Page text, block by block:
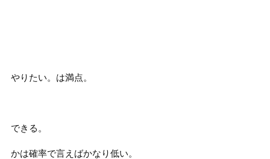
やりたい。は満点。
できる。
かは確率で言えばかなり低い。